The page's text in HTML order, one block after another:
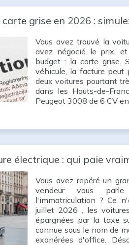
grise en 2026 :
Vous avez trouvé la
avez négocié le prix,
budget : la carte grise.
véhicule, la facture
deux voitures pourtant
dans les Hauts-de-
Peugeot 3008 de 6 CV
électrique : qui paie
Vous avez repéré un
vendeur vous
l'immatriculation ? Ce
juillet 2026 , les
épargnées par la taxe
connue sous le nom de
exonérées d'office.